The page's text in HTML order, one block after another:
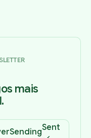
mais
SendingSent